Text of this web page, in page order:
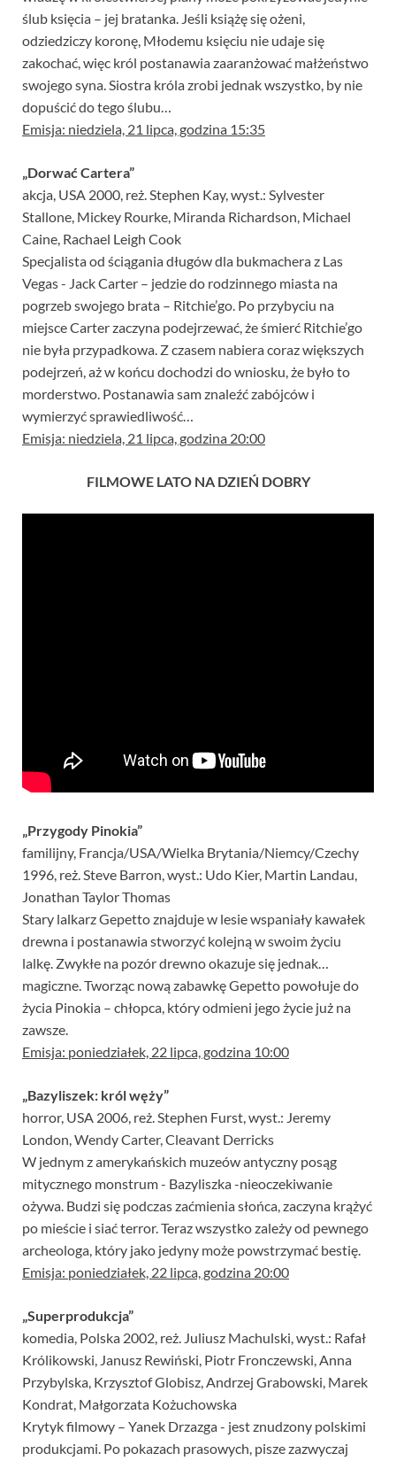
ślub księcia – jej bratanka. Jeśli książę się ożeni,
odziedziczy koronę, Młodemu księciu nie udaje się
zakochać, więc król postanawia zaaranżować małżeństwo
swojego syna. Siostra króla zrobi jednak wszystko, by nie
dopuścić do tego ślubu…
Emisja: niedziela, 21 lipca, godzina 15:35
„Dorwać Cartera”
akcja, USA 2000, reż. Stephen Kay, wyst.: Sylvester
Stallone, Mickey Rourke, Miranda Richardson, Michael
Caine, Rachael Leigh Cook
Specjalista od ściągania długów dla bukmachera z Las
Vegas - Jack Carter – jedzie do rodzinnego miasta na
pogrzeb swojego brata – Ritchie’go. Po przybyciu na
miejsce Carter zaczyna podejrzewać, że śmierć Ritchie’go
nie była przypadkowa. Z czasem nabiera coraz większych
podejrzeń, aż w końcu dochodzi do wniosku, że było to
morderstwo. Postanawia sam znaleźć zabójców i
wymierzyć sprawiedliwość…
Emisja: niedziela, 21 lipca, godzina 20:00
FILMOWE LATO NA DZIEŃ DOBRY
„Przygody Pinokia”
familijny, Francja/USA/Wielka Brytania/Niemcy/Czechy
1996, reż. Steve Barron, wyst.: Udo Kier, Martin Landau,
Jonathan Taylor Thomas
Stary lalkarz Gepetto znajduje w lesie wspaniały kawałek
drewna i postanawia stworzyć kolejną w swoim życiu
lalkę. Zwykłe na pozór drewno okazuje się jednak…
magiczne. Tworząc nową zabawkę Gepetto powołuje do
życia Pinokia – chłopca, który odmieni jego życie już na
zawsze.
Emisja: poniedziałek, 22 lipca, godzina 10:00
„Bazyliszek: król węży”
horror, USA 2006, reż. Stephen Furst, wyst.: Jeremy
London, Wendy Carter, Cleavant Derricks
W jednym z amerykańskich muzeów antyczny posąg
mitycznego monstrum - Bazyliszka -nieoczekiwanie
ożywa. Budzi się podczas zaćmienia słońca, zaczyna krążyć
po mieście i siać terror. Teraz wszystko zależy od pewnego
archeologa, który jako jedyny może powstrzymać bestię.
Emisja: poniedziałek, 22 lipca, godzina 20:00
„Superprodukcja”
komedia, Polska 2002, reż. Juliusz Machulski, wyst.: Rafał
Królikowski, Janusz Rewiński, Piotr Fronczewski, Anna
Przybylska, Krzysztof Globisz, Andrzej Grabowski, Marek
Kondrat, Małgorzata Kożuchowska
Krytyk filmowy – Yanek Drzazga - jest znudzony polskimi
produkcjami. Po pokazach prasowych, pisze zazwyczaj